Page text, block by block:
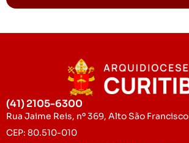
(41) 2105-6300
Rua Jaime Reis, nº 369, Alto São Francisco
CEP: 80.510-010